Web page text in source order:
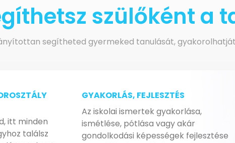
szülőként a
segítheted gyermeked tanulását,
itt minden
találsz
GYAKORLÁS, FEJLESZTÉS
Az iskolai ismertek gyakorlása,
ismétlése, pótlása vagy akár
gondolkodási képességek fejlesztése